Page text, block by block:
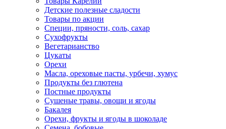
Детские полезные сладости
Товары по акции
Специи, пряности, соль, сахар
Сухофрукты
Вегетарианство
Цукаты
Орехи
Масла, ореховые пасты, урбечи, хумус
Продукты без глютена
Постные продукты
Сушеные травы, овощи и ягоды
Бакалея
Орехи, фрукты и ягоды в шоколаде